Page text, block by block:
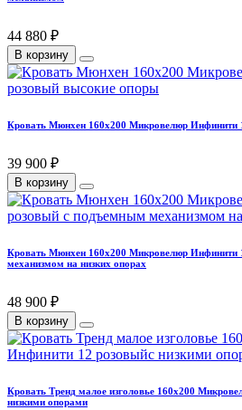
44 880 ₽
В корзину
Кровать Мюнхен 160х200 Микровелюр Инфинити
39 900 ₽
В корзину
Кровать Мюнхен 160х200 Микровелюр Инфинити
механизмом на низких опорах
48 900 ₽
В корзину
Кровать Тренд малое изголовье 160х200
низкими опорами